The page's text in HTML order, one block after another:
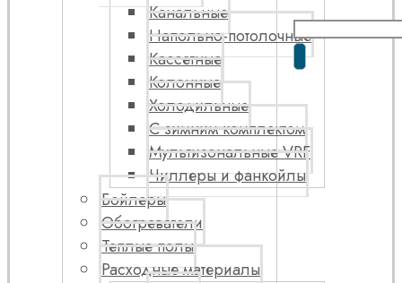
Канальные
Напольно-потолочные
Кассетные
Колонные
Холодильные
С зимним комплектом
Мультизональные VRF
Чиллеры и фанкойлы
Бойлеры
Обогреватели
Теплые полы
Расходные материалы